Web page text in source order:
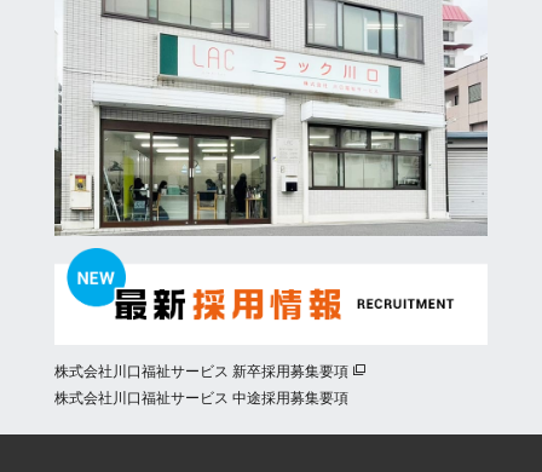
株式会社川口福祉サービス 新卒採用募集要項
株式会社川口福祉サービス 中途採用募集要項